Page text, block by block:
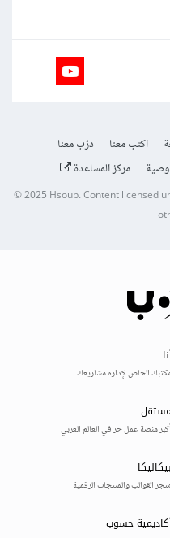
اكتب معنا
درّب معنا
مركز المساعدة
© 2025Hsoub.Content licensed